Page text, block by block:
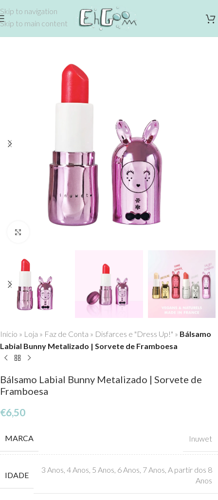
Skip to navigation
Skip to main content
Início » Loja » Faz de Conta » Disfarces e "Dress Up!" » Bálsamo
Labial Bunny Metalizado | Sorvete de Framboesa
Bálsamo Labial Bunny Metalizado | Sorvete de
Framboesa
€6,50
MARCA Inuwet
IDADE
3 Anos, 4 Anos, 5 Anos, 6 Anos, 7 Anos, A partir dos 8
Anos